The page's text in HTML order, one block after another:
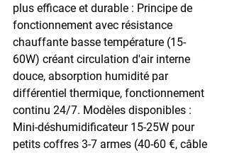
plus efficace et durable : Principe de
fonctionnement avec résistance
chauffante basse température (15-
60W) créant circulation d'air interne
douce, absorption humidité par
différentiel thermique, fonctionnement
continu 24/7. Modèles disponibles :
Mini-déshumidificateur 15-25W pour
petits coffres 3-7 armes (40-60 €, câble